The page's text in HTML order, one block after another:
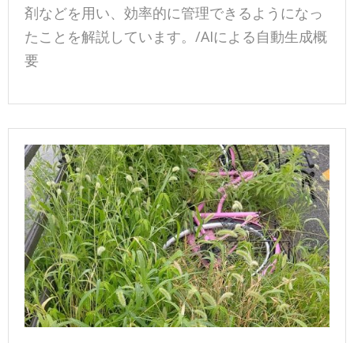
剤などを用い、効率的に管理できるようになっ
たことを解説しています。/AIによる自動生成概
要